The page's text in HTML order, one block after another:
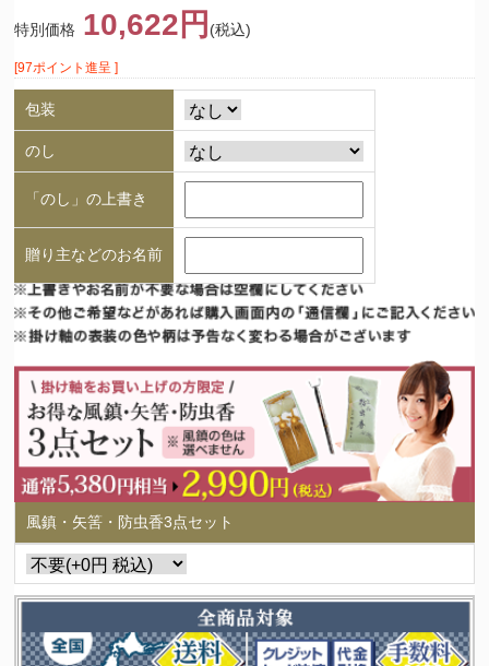
特別価格 10,622円 (税込)
[97ポイント進呈 ]
包装
のし
「のし」の上書き
贈り主などのお名前
風鎮・矢筈・防虫香3点セット